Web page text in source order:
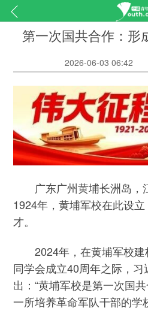
第一次国共合作：形
2026-06-03 06:42
广东广州黄埔长洲岛，
1924年，黄埔军校在此设
才。
2024年，在黄埔军校建
同学会成立40周年之际，
出：“黄埔军校是第一次国
一所培养革命军队干部的学